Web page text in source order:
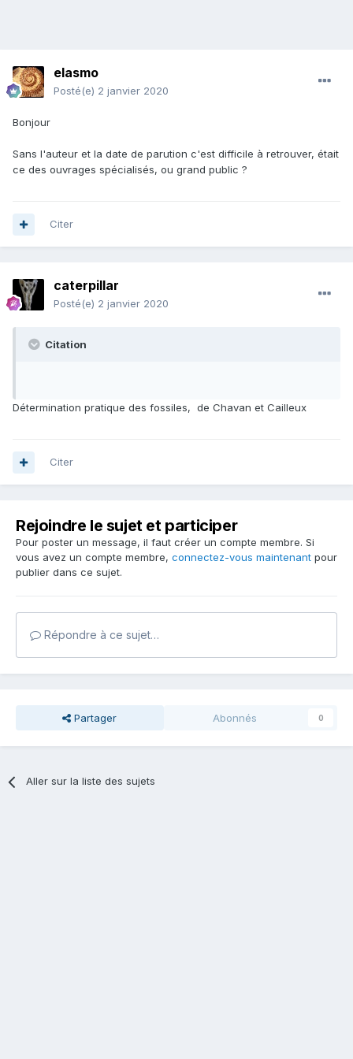
elasmo
Posté(e) 2 janvier 2020
Bonjour
Sans l'auteur et la date de parution c'est difficile à retrouver, était
ce des ouvrages spécialisés, ou grand public ?
Citer
caterpillar
Posté(e) 2 janvier 2020
Citation
Détermination pratique des fossiles, de Chavan et Cailleux
Citer
Rejoindre le sujet et participer
Pour poster un message, il faut créer un compte membre. Si
vous avez un compte membre, connectez-vous maintenant pour
publier dans ce sujet.
Répondre à ce sujet…
Partager Abonnés 0
Aller sur la liste des sujets